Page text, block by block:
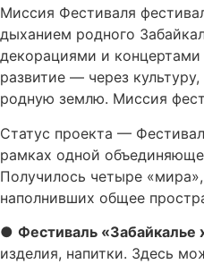
Миссия Фестиваля
дыханием родного
декорациями и концертами
развитие — через
родную землю. Миссия
Статус проекта —
рамках одной
Получилось четыре
наполнивших общее
● Фестиваль «Забайкалье
изделия, напитки. Здесь